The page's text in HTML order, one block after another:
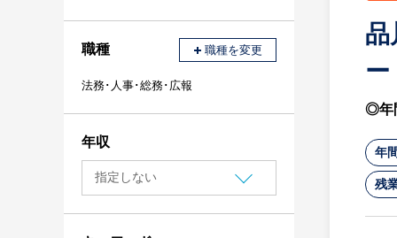
品
ー
◎年
年
残
職種 職種を変更
法務･人事･総務･広報
年収